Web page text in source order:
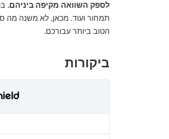
לספק השוואה מקיפה ביניהם.
הטוב ביותר עבורכם.
ביקורות